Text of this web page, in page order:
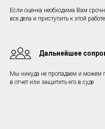
Если оценка необходима Вам
все дела и приступить к этой работе
Дальнейшее
Мы никуда не пропадаем и можем
в отчет или защитить его в суде